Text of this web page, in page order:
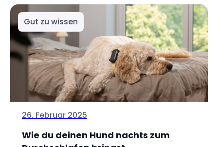
Gut zu wissen
26. Februar 2025
Wie du deinen Hund nachts zum